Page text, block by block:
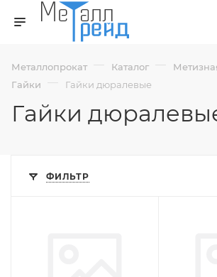
Металлопрокат — Каталог —
Гайки — Гайки дюралевые
Гайки
ФИЛЬТР